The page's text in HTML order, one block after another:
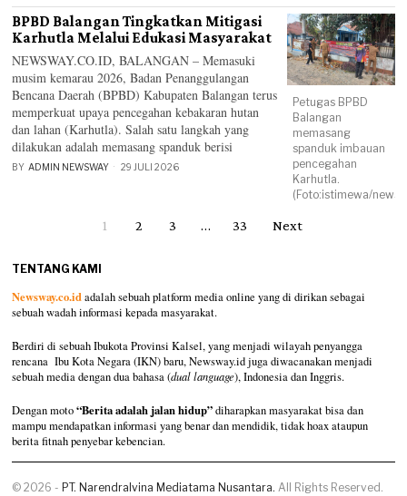
Petugas BPBD
Balangan
memasang
spanduk imbauan
pencegahan
Karhutla.
(Foto:istimewa/
BPBD Balangan Tingkatkan Mitigasi
Karhutla Melalui Edukasi Masyarakat
NEWSWAY.CO.ID, BALANGAN – Memasuki
musim kemarau 2026, Badan Penanggulangan
Bencana Daerah (BPBD) Kabupaten Balangan terus
memperkuat upaya pencegahan kebakaran hutan
dan lahan (Karhutla). Salah satu langkah yang
dilakukan adalah memasang spanduk berisi
BY ADMIN NEWSWAY 29 JULI 2026
1 2 3 … 33 Next
TENTANG KAMI
Newsway.co.idadalah sebuah platform media online yang di dirikan sebagai
sebuah wadah informasi kepada masyarakat.
Berdiri di sebuah Ibukota Provinsi Kalsel, yang menjadi wilayah penyangga
rencana Ibu Kota Negara (IKN) baru, Newsway.id juga diwacanakan menjadi
sebuah media dengan dua bahasa (dual language), Indonesia dan Inggris.
Dengan moto“Berita adalah jalan hidup”diharapkan masyarakat bisa dan
mampu mendapatkan informasi yang benar dan mendidik, tidak hoax ataupun
berita fitnah penyebar kebencian.
©2026 - PT. Narendralvina Mediatama Nusantara. All Rights Reserved.